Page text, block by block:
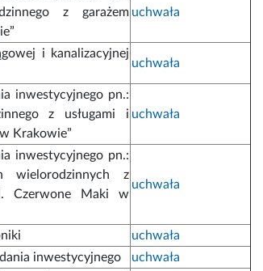
z garażem uchwała
i kanalizacyjnej
uchwała
inwestycyjnego pn.:
z usługami i
Krakowie”
uchwała
inwestycyjnego pn.:
wielorodzinnych z
Czerwone Maki w
uchwała
uchwała
inwestycyjnego uchwała